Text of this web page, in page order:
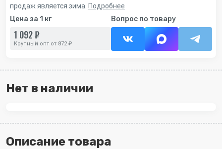
продаж является зима. Подробнее
Цена за 1 кг
1 092 ₽
Крупный опт от 872 ₽
Вопрос по товару
Нет в наличии
Описание товара